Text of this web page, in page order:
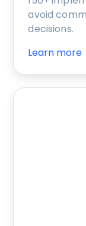
avoid
decisions.
Learn more